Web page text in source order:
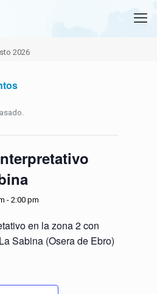
2026
- 2:00 pm
en la zona 2 con
Sabina (Osera de Ebro)